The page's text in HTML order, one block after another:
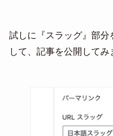
試しに『スラッグ』部分
して、記事を公開してみ